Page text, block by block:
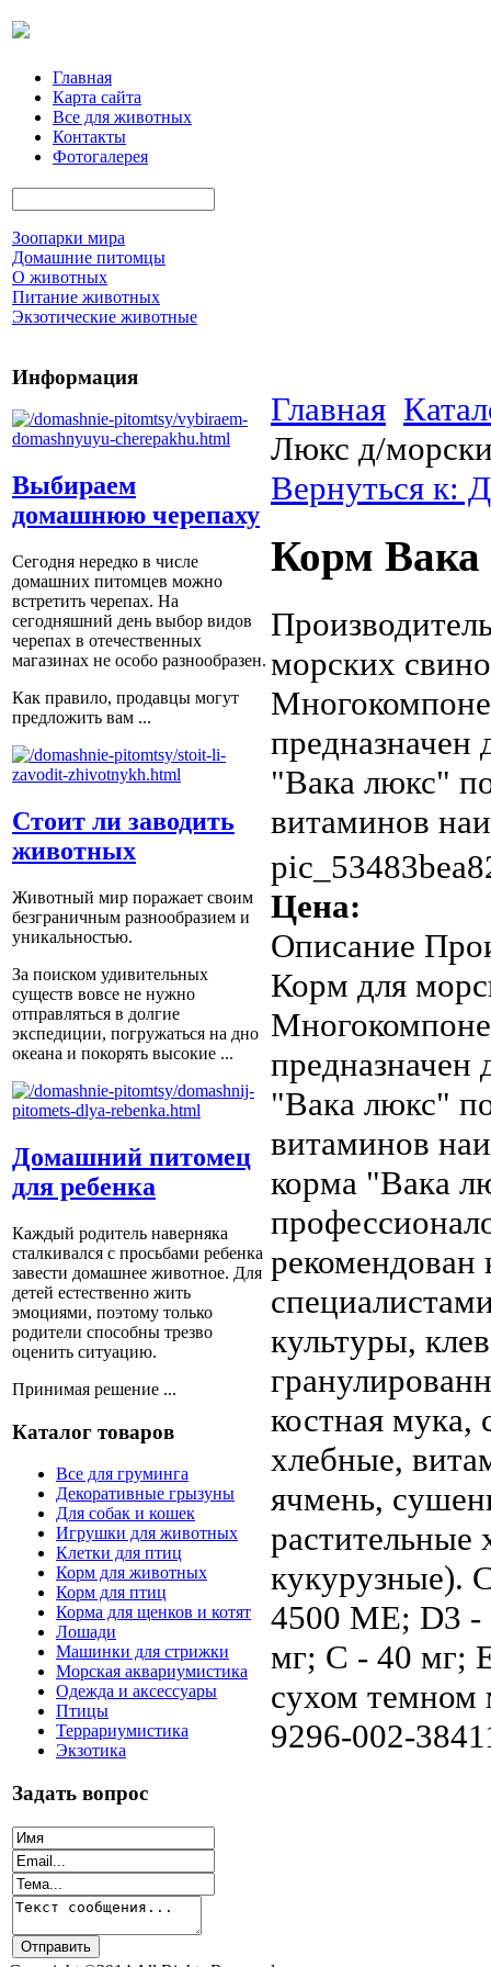
Главная
Карта сайта
Все для животных
Контакты
Фотогалерея
Зоопарки мира
Домашние питомцы
О животных
Питание животных
Экзотические животные
Информация
Выбираем
домашнюю черепаху
Сегодня нередко в числе
домашних питомцев можно
встретить черепах. На
сегодняшний день выбор видов
черепах в отечественных
магазинах не особо разнообразен.
Как правило, продавцы могут
предложить вам ...
Стоит ли заводить
животных
Животный мир поражает своим
безграничным разнообразием и
уникальностью.
За поиском удивительных
существ вовсе не нужно
отправляться в долгие
экспедиции, погружаться на дно
океана и покорять высокие ...
Домашний питомец
для ребенка
Каждый родитель наверняка
сталкивался с просьбами ребенка
завести домашнее животное. Для
детей естественно жить
эмоциями, поэтому только
родители способны трезво
оценить ситуацию.
Принимая решение ...
Каталог товаров
Все для груминга
Декоративные грызуны
Для собак и кошек
Игрушки для животных
Клетки для птиц
Корм для животных
Корм для птиц
Корма для щенков и котят
Лошади
Машинки для стрижки
Морская аквариумистика
Одежда и аксессуары
Птицы
Террариумистика
Экзотика
Задать вопрос
Главная
Люкс д/
Вернуться к:
Корм Вака
морских
предназначен
"Вака люкс"
витаминов
Цена:
Описание
Корм для
предназначен
"Вака люкс"
витаминов
корма "Вака
культуры,
костная
хлебные,
ячмень,
кукурузные).
4500 МЕ; D3 -
мг; С - 40 мг;
сухом темном
9296-002-